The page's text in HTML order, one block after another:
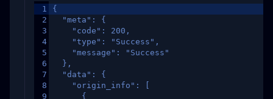
1
2
3
4
5
6
7
8
9
{
  "meta": {
    "code": 200,
    "type": "Success",
    "message": "Success"
  },
  "data": {
    "origin_info": [
      {